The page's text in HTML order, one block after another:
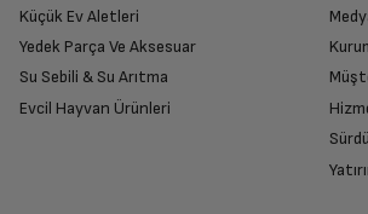
İade
Yetkili servis
Küçük Ev Aletleri
Yedek Parça Ve Aksesuar
Su Sebili & Su Arıtma
Evcil Hayvan Ürünleri